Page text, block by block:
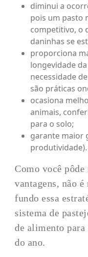
diminui a
pois um pasto
competitivo, o
daninhas se
proporciona
longevidade
necessidade
são práticas
ocasiona
animais,
para o solo;
garante maior
produtividade).
Como você pôde
vantagens, não é
fundo essa
sistema de
de alimento para
do ano.